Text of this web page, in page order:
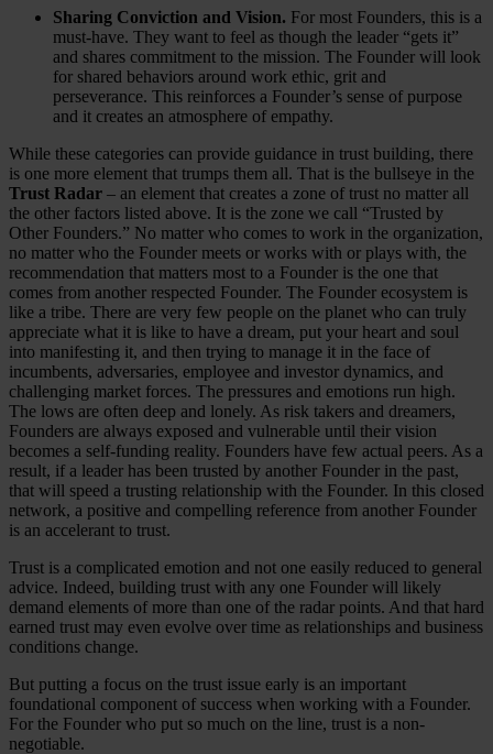
Sharing Conviction and Vision. For most Founders, this is a
must-have. They want to feel as though the leader “gets it”
and shares commitment to the mission. The Founder will look
for shared behaviors around work ethic, grit and
perseverance. This reinforces a Founder’s sense of purpose
and it creates an atmosphere of empathy.
While these categories can provide guidance in trust building, there
is one more element that trumps them all. That is the bullseye in the
Trust Radar – an element that creates a zone of trust no matter all
the other factors listed above. It is the zone we call “Trusted by
Other Founders.” No matter who comes to work in the organization,
no matter who the Founder meets or works with or plays with, the
recommendation that matters most to a Founder is the one that
comes from another respected Founder. The Founder ecosystem is
like a tribe. There are very few people on the planet who can truly
appreciate what it is like to have a dream, put your heart and soul
into manifesting it, and then trying to manage it in the face of
incumbents, adversaries, employee and investor dynamics, and
challenging market forces. The pressures and emotions run high.
The lows are often deep and lonely. As risk takers and dreamers,
Founders are always exposed and vulnerable until their vision
becomes a self-funding reality. Founders have few actual peers. As a
result, if a leader has been trusted by another Founder in the past,
that will speed a trusting relationship with the Founder. In this closed
network, a positive and compelling reference from another Founder
is an accelerant to trust.
Trust is a complicated emotion and not one easily reduced to general
advice. Indeed, building trust with any one Founder will likely
demand elements of more than one of the radar points. And that hard
earned trust may even evolve over time as relationships and business
conditions change.
But putting a focus on the trust issue early is an important
foundational component of success when working with a Founder.
For the Founder who put so much on the line, trust is a non-
negotiable.